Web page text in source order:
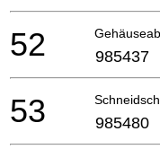
52 985437
53 985480